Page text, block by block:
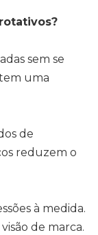
sem se
uma
de
reduzem o
à medida.
de marca.